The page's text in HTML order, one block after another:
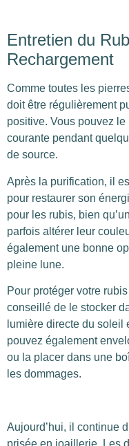
Entretien du
Rechargement
Comme toutes les
doit être régulièrement
positive. Vous pouvez le
courante pendant
de source.
Après la purification, il
pour restaurer son
pour les rubis, bien
parfois altérer leur
également une bonne
pleine lune.
Pour protéger votre
conseillé de le stocker
lumière directe du soleil
pouvez également
ou la placer dans une
les dommages.
Aujourd’hui, il continue
prisée en joaillerie. Les